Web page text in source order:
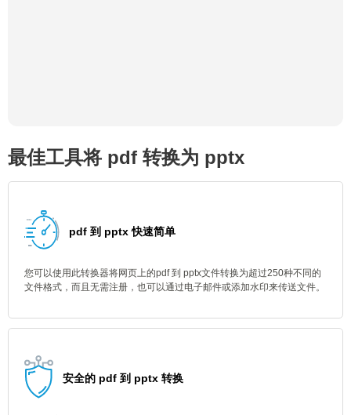
最佳工具将 pdf 转换为 pptx
pdf 到 pptx 快速简单
您可以使用此转换器将网页上的pdf 到 pptx文件转换为超过250种不同的
文件格式，而且无需注册，也可以通过电子邮件或添加水印来传送文件。
安全的 pdf 到 pptx 转换